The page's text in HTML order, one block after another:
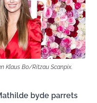
Klaus Bo/Ritzau Scanpix.
byde parrets